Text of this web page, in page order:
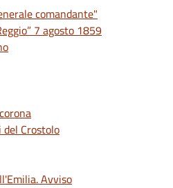
comandante"
7 agosto 1859
del Crostolo
Avviso